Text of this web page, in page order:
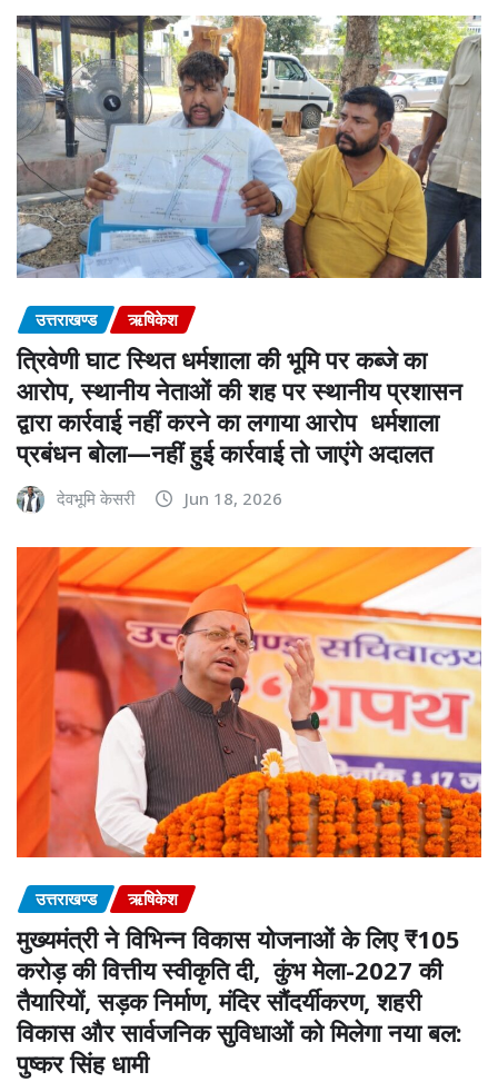
उत्तराखण्ड ऋषिकेश
त्रिवेणी घाट स्थित धर्मशाला की भूमि पर कब्जे का
आरोप, स्थानीय नेताओं की शह पर स्थानीय प्रशासन
द्वारा कार्रवाई नहीं करने का लगाया आरोप धर्मशाला
प्रबंधन बोला—नहीं हुई कार्रवाई तो जाएंगे अदालत
देवभूमि केसरी Jun 18, 2026
उत्तराखण्ड ऋषिकेश
मुख्यमंत्री ने विभिन्न विकास योजनाओं के लिए ₹105
करोड़ की वित्तीय स्वीकृति दी, कुंभ मेला-2027 की
तैयारियों, सड़क निर्माण, मंदिर सौंदर्यीकरण, शहरी
विकास और सार्वजनिक सुविधाओं को मिलेगा नया बल:
पुष्कर सिंह धामी